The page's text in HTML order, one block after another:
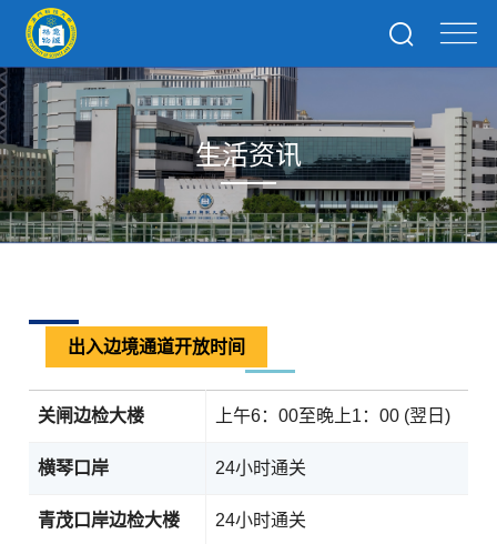
生活资讯
出入边境通道开放时间
关闸边检大楼 上午6：00至晚上1：00 (翌日)
横琴口岸 24小时通关
青茂口岸边检大楼 24小时通关